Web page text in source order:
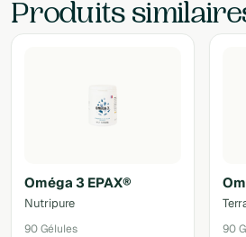
Produits
Oméga 3 EPAX®
Nutripure
90 Gélules 90